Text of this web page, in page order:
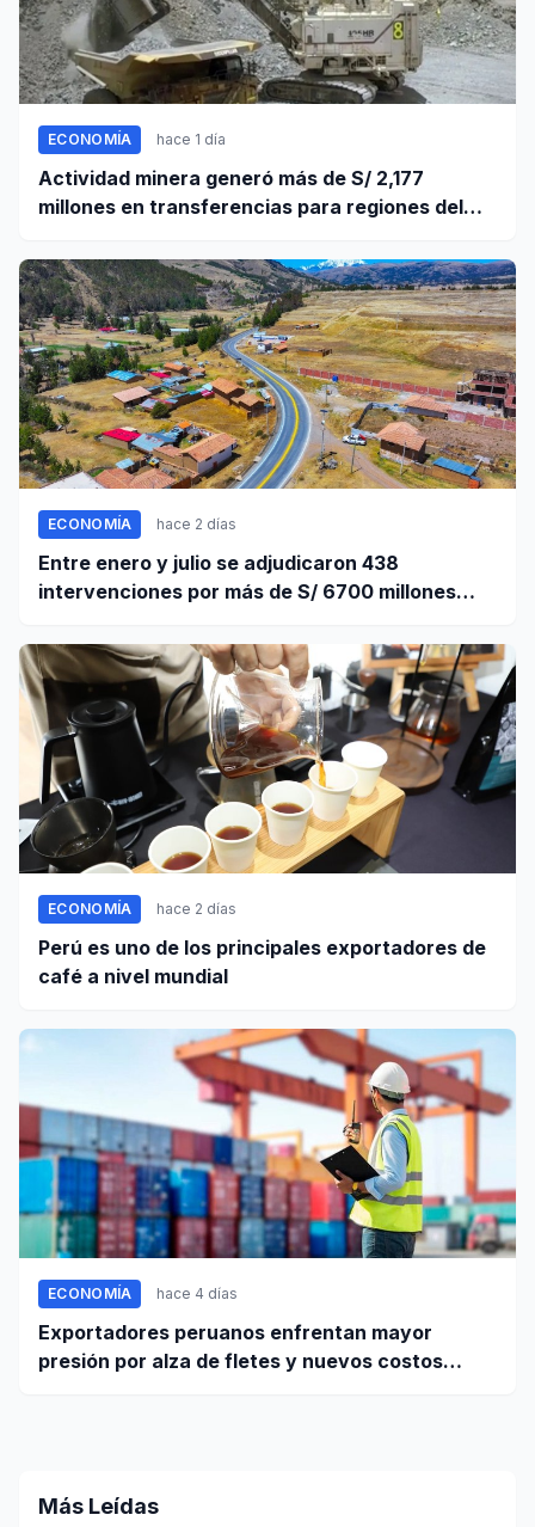
ECONOMÍA hace 1 día
Actividad minera generó más de S/ 2,177
millones en transferencias para regiones del
ECONOMÍA hace 2 días
Entre enero y julio se adjudicaron 438
intervenciones por más de S/ 6700 millones
ECONOMÍA hace 2 días
Perú es uno de los principales exportadores de
café a nivel mundial
ECONOMÍA hace 4 días
Exportadores peruanos enfrentan mayor
presión por alza de fletes y nuevos costos
Más Leídas